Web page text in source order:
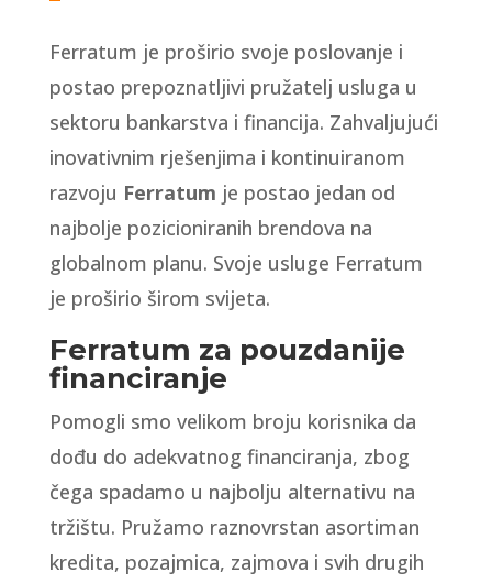
Ferratum je proširio svoje poslovanje i
postao prepoznatljivi pružatelj usluga u
sektoru bankarstva i financija. Zahvaljujući
inovativnim rješenjima i kontinuiranom
razvoju Ferratum je postao jedan od
najbolje pozicioniranih brendova na
globalnom planu. Svoje usluge Ferratum
je proširio širom svijeta.
Ferratum za pouzdanije
financiranje
Pomogli smo velikom broju korisnika da
dođu do adekvatnog financiranja, zbog
čega spadamo u najbolju alternativu na
tržištu. Pružamo raznovrstan asortiman
kredita, pozajmica, zajmova i svih drugih